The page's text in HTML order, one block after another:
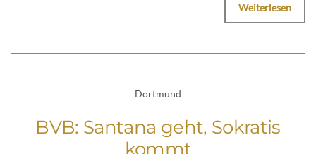
Weiterlesen
Dortmund
BVB: Santana geht, Sokratis
kommt